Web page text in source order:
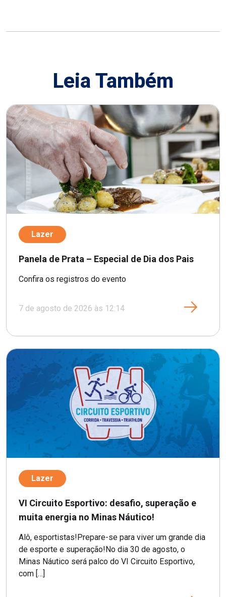
Leia Também
Lazer
Panela de Prata – Especial de Dia dos Pais
Confira os registros do evento
7 de agosto de 2026 às 12:14
Lazer
VI Circuito Esportivo: desafio, superação e
muita energia no Minas Náutico!
Alô, esportistas!Prepare-se para viver um grande dia
de esporte e superação!No dia 30 de agosto, o
Minas Náutico será palco do VI Circuito Esportivo,
com […]